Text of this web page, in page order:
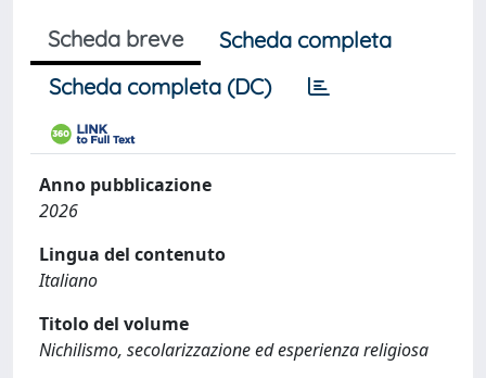
Scheda breve
Scheda completa
Scheda completa (DC)
Anno pubblicazione
2026
Lingua del contenuto
Italiano
Titolo del volume
Nichilismo, secolarizzazione ed esperienza religiosa